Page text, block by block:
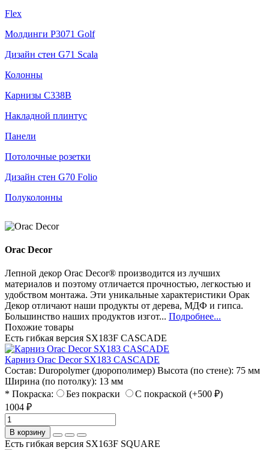
Flex
Молдинги P3071 Golf
Дизайн стен G71 Scala
Колонны
Карнизы С338В
Накладной плинтус
Панели
Потолочные розетки
Дизайн стен G70 Folio
Полуколонны
Orac Decor
Лепной декор Orac Decor® производится из лучших
материалов и поэтому отличается прочностью, легкостью и
удобством монтажа. Эти уникальные характеристики Орак
Декор отличают наши продукты от дерева, МДФ и гипса.
Большинство наших продуктов изгот... Подробнее...
Похожие товары
Есть гибкая версия SX183F CASCADE
Карниз Orac Decor SX183 CASCADE
Состав: Duropolymer (дюрополимер) Высота (по стене): 75 мм
Ширина (по потолку): 13 мм
* Покраска:
Без покраски
С покраской (+500 ₽)
1004 ₽
В корзину
Есть гибкая версия SX163F SQUARE